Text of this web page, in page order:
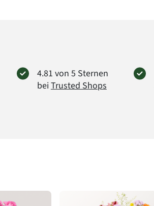
4.81 von 5 Sternen
bei Trusted Shops